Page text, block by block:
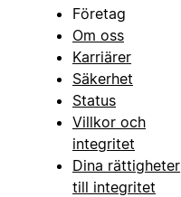
Företag
Om oss
Karriärer
Säkerhet
Status
Villkor och
integritet
Dina rättigheter
till integritet